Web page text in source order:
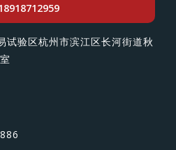
试验区杭州市滨江区长河街道秋